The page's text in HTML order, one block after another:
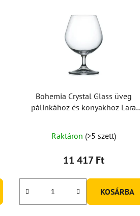
Bohemia Crystal Glass üveg
pálinkához és konyakhoz Lara
Raktáron (>5 szett)
11 417 Ft
KOSÁRBA